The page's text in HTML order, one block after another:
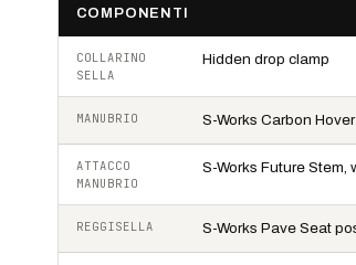
COMPONENTI
COLLARINO
SELLA
Hidden drop clamp
MANUBRIO S-Works Carbon
ATTACCO
MANUBRIO
S-Works Future
REGGISELLA S-Works Pave Seat